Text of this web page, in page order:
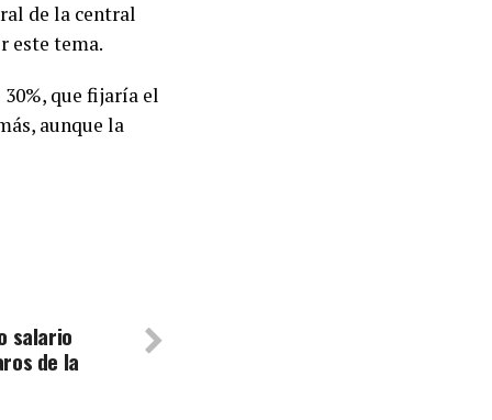
de la central
este tema.
que fijaría el
aunque la
salario
de la